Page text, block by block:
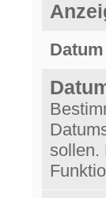
sollen.